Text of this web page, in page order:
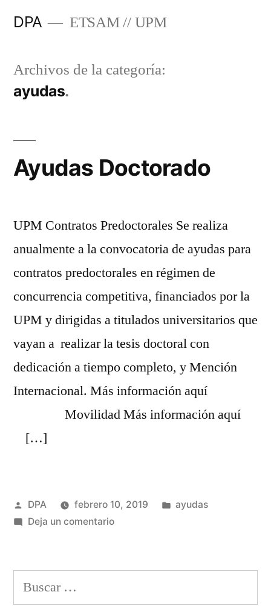
DPA ETSAM // UPM
Archivos de la categoría:
ayudas
Ayudas Doctorado
UPM Contratos Predoctorales Se realiza
anualmente a la convocatoria de ayudas para
contratos predoctorales en régimen de
concurrencia competitiva, financiados por la
UPM y dirigidas a titulados universitarios que
vayan a realizar la tesis doctoral con
dedicación a tiempo completo, y Mención
Internacional. Más información aquí
Movilidad Más información aquí
[…]
Publicado
por
DPA febrero 10, 2019
Publicado
ayudas
Deja un comentarioen
Buscar: